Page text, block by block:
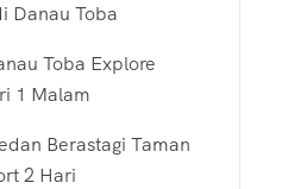
Danau Toba
Toba Explore
1 Malam
Berastagi Taman
2 Hari